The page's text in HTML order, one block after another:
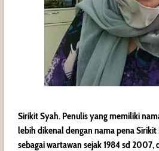
Sirikit Syah. Penulis yang memiliki
lebih dikenal dengan nama pena
sebagai wartawan sejak 1984 sd 2007,